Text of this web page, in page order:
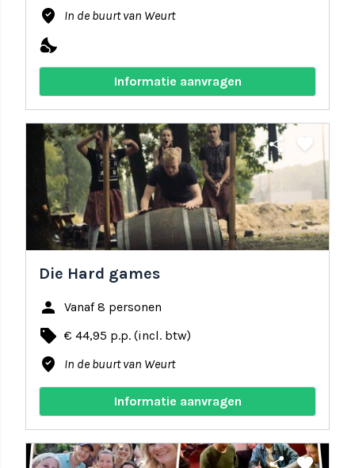
where_to_vote In de buurt van Weurt
nights_stay
Informatie aanvragen
share favorite
Die Hard games
person Vanaf 8 personen
local_offer € 44,95 p.p. (incl. btw)
where_to_vote In de buurt van Weurt
Informatie aanvragen